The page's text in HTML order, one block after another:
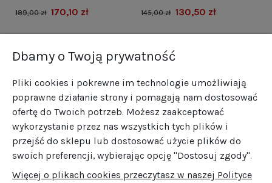
rodowane
189,00 zł 170,10 zł 145,00 zł 130,50 zł
Dbamy o Twoją prywatność
Pliki cookies i pokrewne im technologie umożliwiają
poprawne działanie strony i pomagają nam dostosować
ofertę do Twoich potrzeb. Możesz zaakceptować
wykorzystanie przez nas wszystkich tych plików i
przejść do sklepu lub dostosować użycie plików do
swoich preferencji, wybierając opcję "Dostosuj zgody".
Więcej o plikach cookies przeczytasz w naszej Polityce